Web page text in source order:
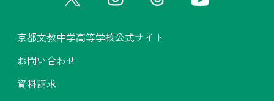
京都文教中学高等学校公式サイト
お問い合わせ
資料請求